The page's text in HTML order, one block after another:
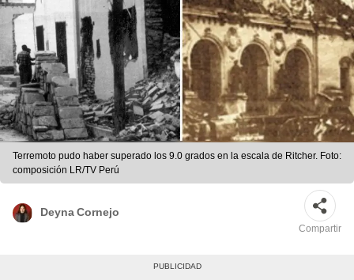
Terremoto pudo haber superado los 9.0 grados en la escala de Ritcher. Foto:
composición LR/TV Perú
Deyna Cornejo
Compartir